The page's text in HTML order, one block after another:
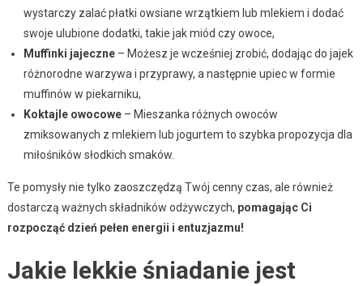
wystarczy zalać płatki owsiane wrzątkiem lub mlekiem i dodać
swoje ulubione dodatki, takie jak miód czy owoce,
Muffinki jajeczne– Możesz je wcześniej zrobić, dodając do jajek
różnorodne warzywa i przyprawy, a następnie upiec w formie
muffinów w piekarniku,
Koktajle owocowe– Mieszanka różnych owoców
zmiksowanych z mlekiem lub jogurtem to szybka propozycja dla
miłośników słodkich smaków.
Te pomysły nie tylko zaoszczędzą Twój cenny czas, ale również
dostarczą ważnych składników odżywczych, pomagając Ci
rozpocząć dzień pełen energii i entuzjazmu!
Jakie lekkie śniadanie jest